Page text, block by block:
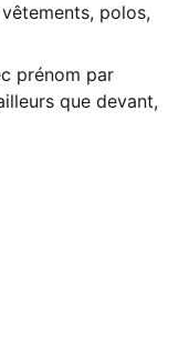
polos,
prénom par
que devant,